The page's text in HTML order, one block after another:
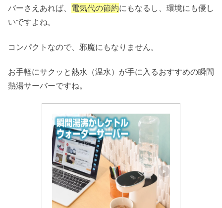
バーさえあれば、 電気代の節約にもなるし、環境にも優し
いですよね。
コンパクトなので、邪魔にもなりません。
お手軽にサクッと熱水（温水）が手に入るおすすめの瞬間
熱湯サーバーですね。